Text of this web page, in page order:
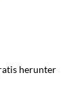
herunter